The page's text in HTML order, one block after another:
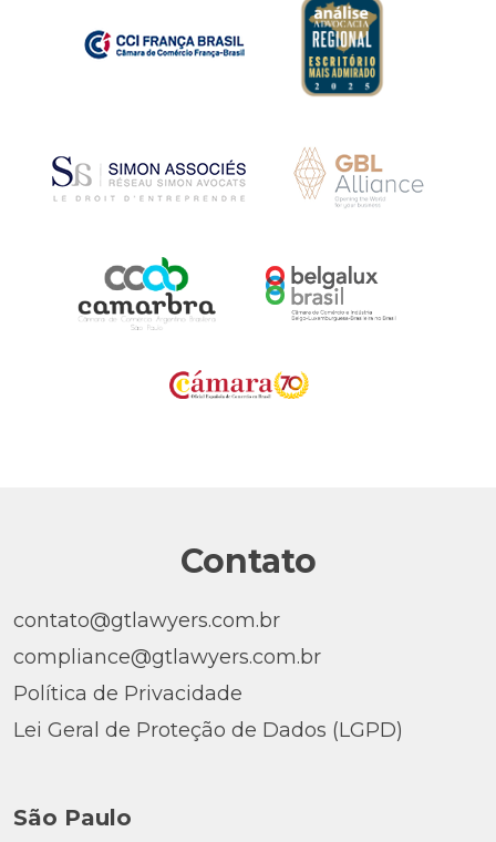
Contato
contato@gtlawyers.com.br
compliance@gtlawyers.com.br
Política de Privacidade
Lei Geral de Proteção de Dados (LGPD)
São Paulo